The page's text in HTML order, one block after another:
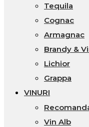
Tequila
Cognac
Armagnac
Brandy &
Lichior
Grappa
VINURI
Vin Alb